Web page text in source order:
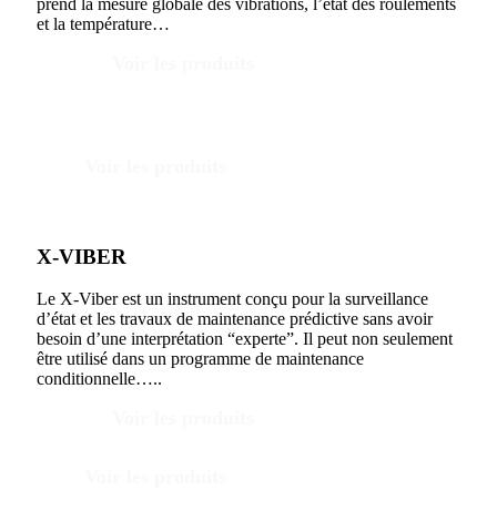
prend la mesure globale des vibrations, l’état des roulements
et la température…
X-VIBER
Le X-Viber est un instrument conçu pour la surveillance
d’état et les travaux de maintenance prédictive sans avoir
besoin d’une interprétation “experte”. Il peut non seulement
être utilisé dans un programme de maintenance
conditionnelle…..